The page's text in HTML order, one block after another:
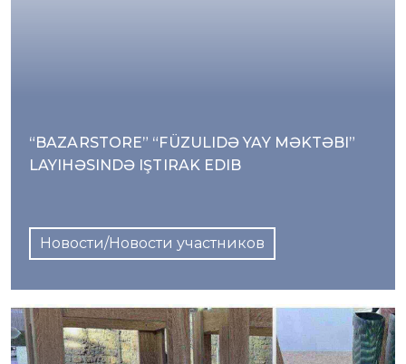
“BAZARSTORE” “FÜZULIDƏ YAY MƏKTƏBI”
LAYIHƏSINDƏ IŞTIRAK EDIB
Новости/Новости участников